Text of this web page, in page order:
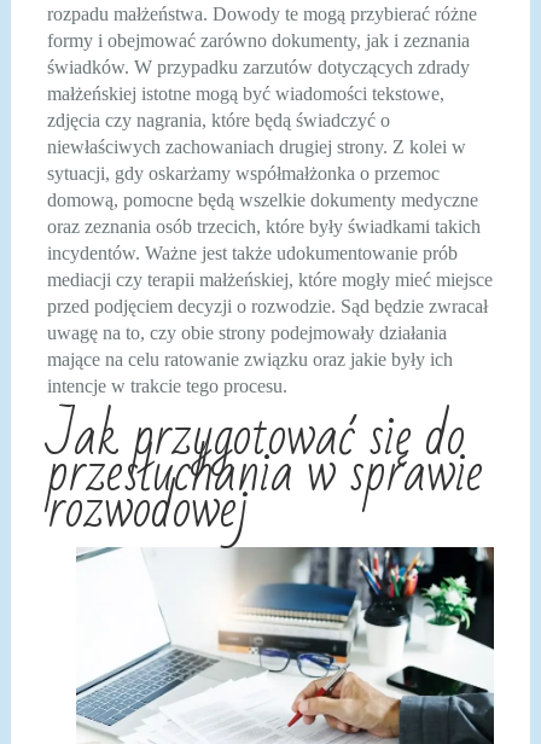
rozpadu małżeństwa. Dowody te mogą przybierać różne
formy i obejmować zarówno dokumenty, jak i zeznania
świadków. W przypadku zarzutów dotyczących zdrady
małżeńskiej istotne mogą być wiadomości tekstowe,
zdjęcia czy nagrania, które będą świadczyć o
niewłaściwych zachowaniach drugiej strony. Z kolei w
sytuacji, gdy oskarżamy współmałżonka o przemoc
domową, pomocne będą wszelkie dokumenty medyczne
oraz zeznania osób trzecich, które były świadkami takich
incydentów. Ważne jest także udokumentowanie prób
mediacji czy terapii małżeńskiej, które mogły mieć miejsce
przed podjęciem decyzji o rozwodzie. Sąd będzie zwracał
uwagę na to, czy obie strony podejmowały działania
mające na celu ratowanie związku oraz jakie były ich
intencje w trakcie tego procesu.
Jak przygotować się do
przesłuchania w sprawie
rozwodowej